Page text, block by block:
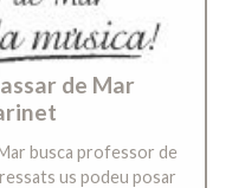
de Mar
Mar busca professor de
us podeu posar